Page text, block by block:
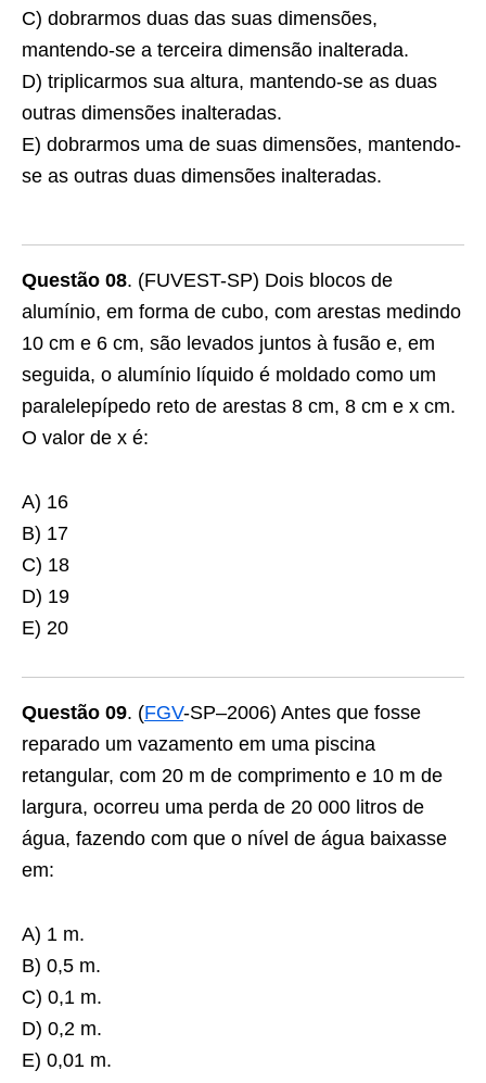
C) dobrarmos duas das suas dimensões,
mantendo-se a terceira dimensão inalterada.
D) triplicarmos sua altura, mantendo-se as duas
outras dimensões inalteradas.
E) dobrarmos uma de suas dimensões, mantendo-
se as outras duas dimensões inalteradas.
Questão 08. (FUVEST-SP) Dois blocos de
alumínio, em forma de cubo, com arestas medindo
10 cm e 6 cm, são levados juntos à fusão e, em
seguida, o alumínio líquido é moldado como um
paralelepípedo reto de arestas 8 cm, 8 cm e x cm.
O valor de x é:
A) 16
B) 17
C) 18
D) 19
E) 20
Questão 09. (FGV-SP–2006) Antes que fosse
reparado um vazamento em uma piscina
retangular, com 20 m de comprimento e 10 m de
largura, ocorreu uma perda de 20 000 litros de
água, fazendo com que o nível de água baixasse
em:
A) 1 m.
B) 0,5 m.
C) 0,1 m.
D) 0,2 m.
E) 0,01 m.